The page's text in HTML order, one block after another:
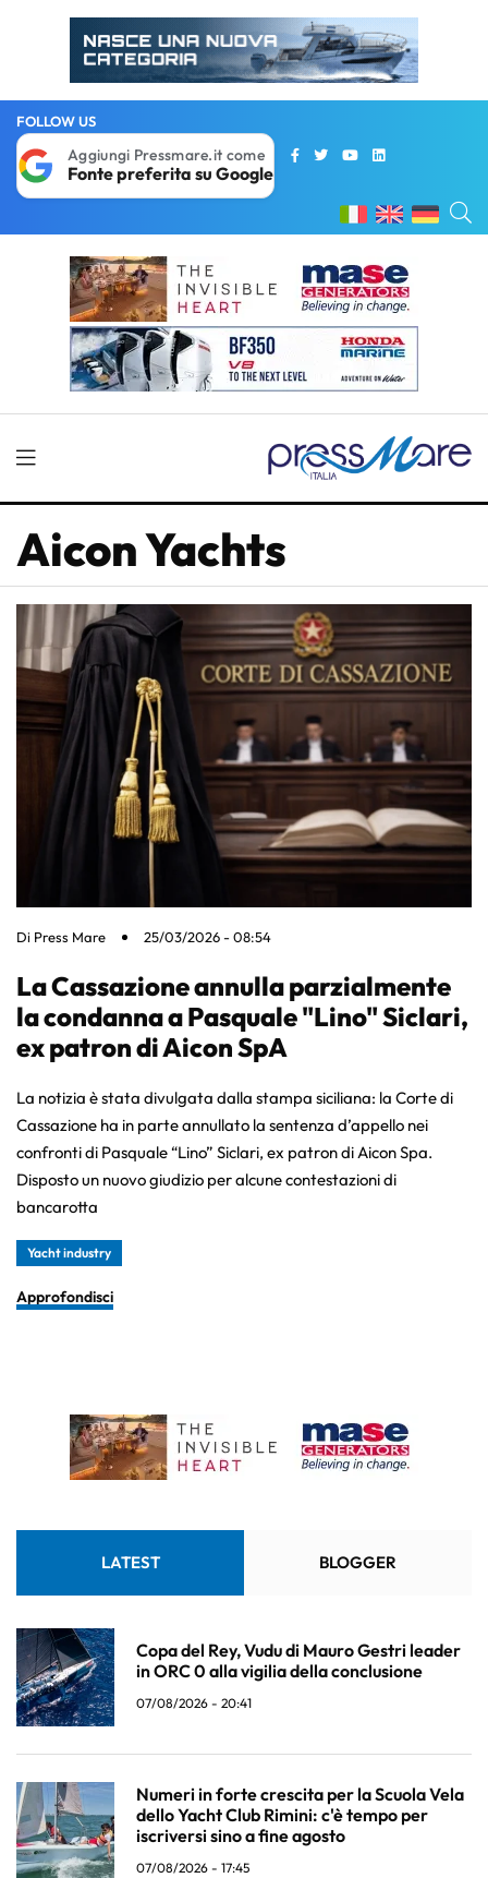
FOLLOW US
Aggiungi Pressmare.it come
Fonte preferita su Google
Aicon Yachts
Di Press Mare 25/03/2026 - 08:54
La Cassazione annulla parzialmente
la condanna a Pasquale "Lino" Siclari,
ex patron di Aicon SpA
La notizia è stata divulgata dalla stampa siciliana: la Corte di
Cassazione ha in parte annullato la sentenza d’appello nei
confronti di Pasquale “Lino” Siclari, ex patron di Aicon Spa.
Disposto un nuovo giudizio per alcune contestazioni di
bancarotta
Yacht industry
Approfondisci
LATEST BLOGGER
Copa del Rey, Vudu di Mauro Gestri leader
in ORC 0 alla vigilia della conclusione
07/08/2026 - 20:41
Numeri in forte crescita per la Scuola Vela
dello Yacht Club Rimini: c'è tempo per
iscriversi sino a fine agosto
07/08/2026 - 17:45